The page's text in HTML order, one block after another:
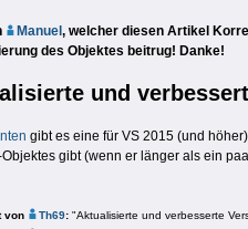
Manuel , welcher diesen Artikel
des Objektes beitrug! Danke!
und
gibt es eine für VS 2015 (und
gibt (wenn er länger als ein
von Th69: "Aktualisierte und verbesserte